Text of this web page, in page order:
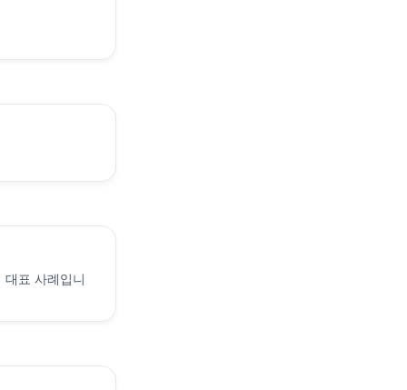
대표 사례입니